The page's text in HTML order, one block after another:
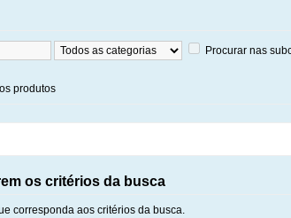
Procurar nas
produtos
os critérios da busca
corresponda aos critérios da busca.